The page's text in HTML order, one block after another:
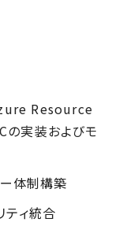
Resource
の実装およびモ
体制構築
ティ統合